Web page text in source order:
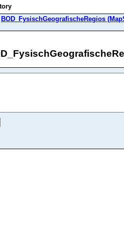
BOD_FysischGeografischeRegios